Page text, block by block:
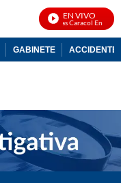
EN VIVO
Noticias Caracol En Vivo
GABINETE ACCIDENTE